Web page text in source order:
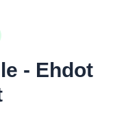
- Ehdot